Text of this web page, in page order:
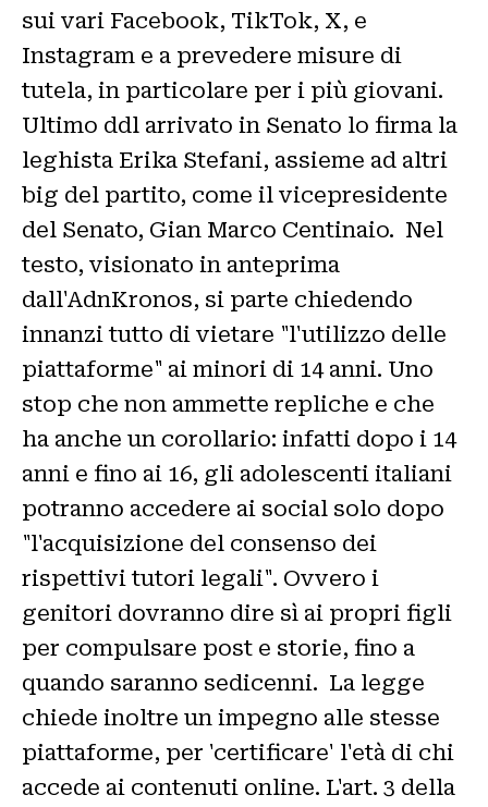
sui vari Facebook, TikTok, X, e
Instagram e a prevedere misure di
tutela, in particolare per i più giovani.
Ultimo ddl arrivato in Senato lo firma la
leghista Erika Stefani, assieme ad altri
big del partito, come il vicepresidente
del Senato, Gian Marco Centinaio. Nel
testo, visionato in anteprima
dall'AdnKronos, si parte chiedendo
innanzi tutto di vietare "l'utilizzo delle
piattaforme" ai minori di 14 anni. Uno
stop che non ammette repliche e che
ha anche un corollario: infatti dopo i 14
anni e fino ai 16, gli adolescenti italiani
potranno accedere ai social solo dopo
"l'acquisizione del consenso dei
rispettivi tutori legali". Ovvero i
genitori dovranno dire sì ai propri figli
per compulsare post e storie, fino a
quando saranno sedicenni. La legge
chiede inoltre un impegno alle stesse
piattaforme, per 'certificare' l'età di chi
accede ai contenuti online. L'art. 3 della